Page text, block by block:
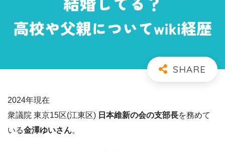
2024年現在
衆議院 東京15区(江東区) 日本維新の会の支部長を務めて
いる金澤ゆいさん。